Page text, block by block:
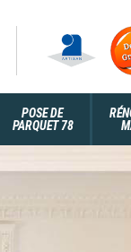
POSE DE
PARQUET 78